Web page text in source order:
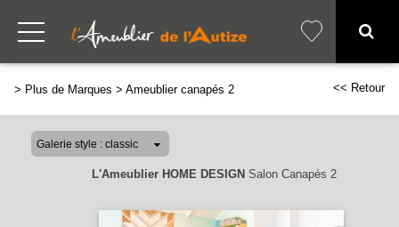
> Plus de Marques > Ameublier canapés 2 << Retour
L'Ameublier HOME DESIGN Salon Canapés 2